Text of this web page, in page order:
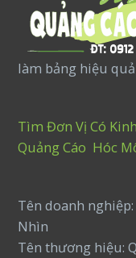
làm bảng hiệu
Tìm Đơn Vị Có
Quảng Cáo Hóc
Tên doanh
Nhìn
Tên thương hiệu: